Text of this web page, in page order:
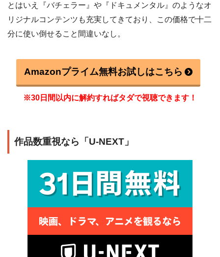
とはいえ『バチェラー』や『ドキュメンタル』のようなオ
リジナルコンテンツも充実してきており、この価格で十二
分に使い倒せること間違いなし。
Amazonプライム無料お試しはこちら
※30日間以内に解約すればタダで視聴できます！
作品数重視なら「U-NEXT」